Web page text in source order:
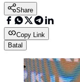
Share
Copy Link
Batal